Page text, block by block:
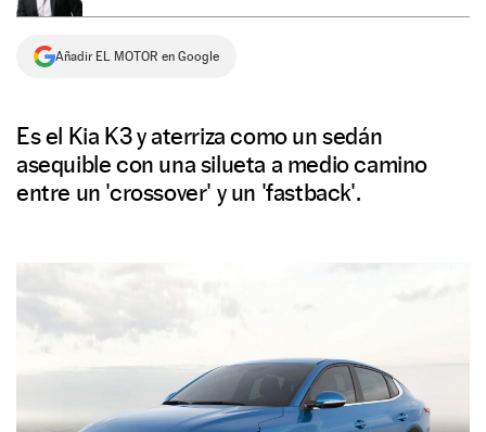
Añadir EL MOTOR en Google
Es el Kia K3 y aterriza como un sedán
asequible con una silueta a medio camino
entre un 'crossover' y un 'fastback'.